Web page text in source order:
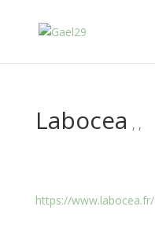
Labocea , ,
https://www.labocea.fr/